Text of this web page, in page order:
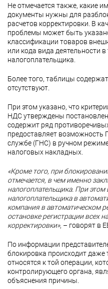
Не отмечается также, какие
документы нужны для
расчетов корректировки. В
проблемы может быть
классификации товаров
или кода вида деятельности
налогоплательщика.
Более того, таблицы
отсутствуют.
При этом указано, что
НДС утверждены
содержит ряд
предоставляет возможность
службе (ГНС) в ручном
налоговых накладных.
«Кроме того, при
отмечается, в чем именно
налогоплательщика. При
налогоплательщика в
компания в автоматическом
остановке регистрации всех
корректировки», – говорят в
По информации
блокировка происходит даже
относятся к той операции,
контролирующего органа,
объяснения причины.